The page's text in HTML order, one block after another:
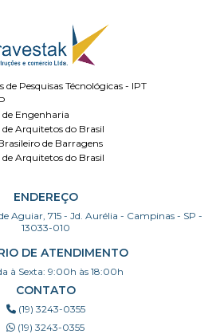
de Pesquisas Técnológicas - IPT
Engenharia
Arquitetos do Brasil
de Barragens
Arquitetos do Brasil
ENDEREÇO
Aguiar, 715 - Jd. Aurélia - Campinas - SP -
13033-010
DE ATENDIMENTO
à Sexta: 9:00h às 18:00h
CONTATO
(19) 3243-0355
(19) 3243-0355